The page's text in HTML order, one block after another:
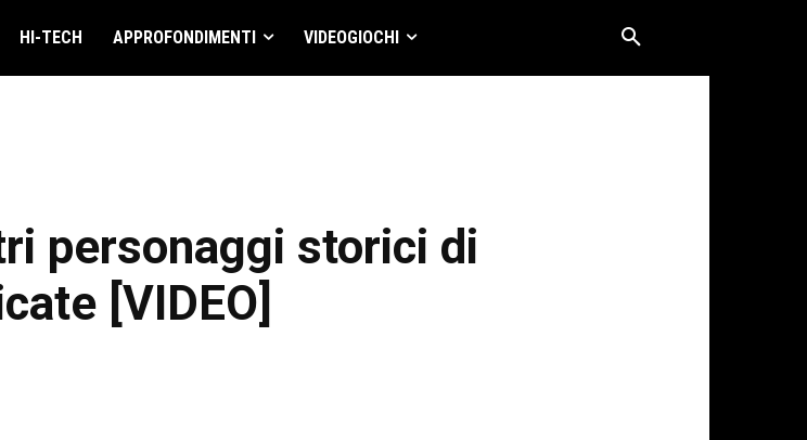
HI-TECH APPROFONDIMENTI VIDEOGIOCHI
personaggi storici di
[VIDEO]